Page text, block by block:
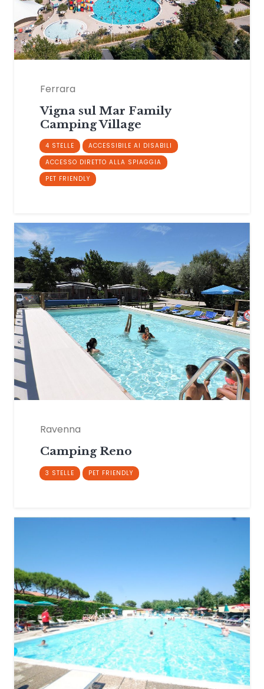
Ferrara
Vigna sul Mar Family
Camping Village
4 STELLE
ACCESSIBILE AI DISABILI
ACCESSO DIRETTO ALLA SPIAGGIA
PET FRIENDLY
Ravenna
Camping Reno
3 STELLE PET FRIENDLY